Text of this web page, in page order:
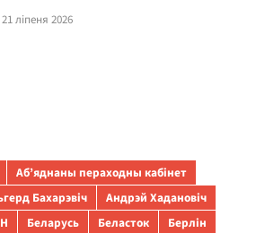
21 ліпеня 2026
Аб’яднаны пераходны кабінет
Бахарэвіч
Андрэй Хадановіч
Беларусь Беласток
Берлін